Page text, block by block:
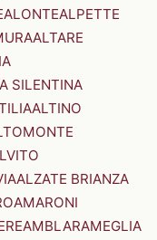
ALONTEALPETTE
ALTARE
SILENTINA
ALTINO
ALZATE BRIANZA
AMARONI
AMBLARAMEGLIA